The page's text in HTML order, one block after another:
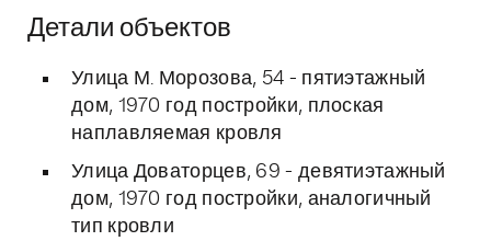
Детали объектов
Улица М. Морозова, 54 - пятиэтажный
дом, 1970 год постройки, плоская
наплавляемая кровля
Улица Доваторцев, 69 - девятиэтажный
дом, 1970 год постройки, аналогичный
тип кровли